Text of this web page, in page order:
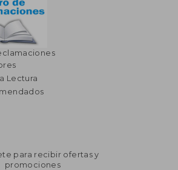
$ 25.06
Lectura
para recibir ofertas y
promociones